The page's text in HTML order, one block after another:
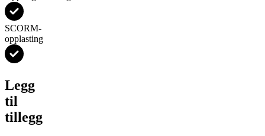
SCORM-
opplasting
Legg
til
tillegg